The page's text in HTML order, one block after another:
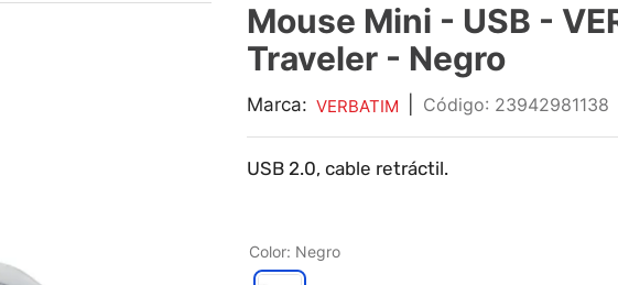
Mouse Mini - USB -
Traveler - Negro
Marca: VERBATIM : 23942981138
USB 2.0, cable retráctil.
Color: Negro